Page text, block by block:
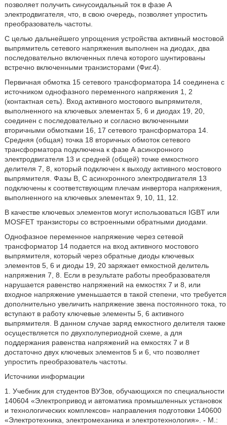
позволяет получить синусоидальный ток в фазе А
электродвигателя, что, в свою очередь, позволяет упростить
преобразователь частоты.
С целью дальнейшего упрощения устройства активный мостовой
выпрямитель сетевого напряжения выполнен на диодах, два
последовательно включенных плеча которого шунтированы
встречно включенными транзисторами (Фиг.4).
Первичная обмотка 15 сетевого трансформатора 14 соединена с
источником однофазного переменного напряжения 1, 2
(контактная сеть). Вход активного мостового выпрямителя,
выполненного на ключевых элементах 5, 6 и диодах 19, 20,
соединен с последовательно и согласно включенными
вторичными обмотками 16, 17 сетевого трансформатора 14.
Средняя (общая) точка 18 вторичных обмоток сетевого
трансформатора подключена к фазе А асинхронного
электродвигателя 13 и средней (общей) точке емкостного
делителя 7, 8, который подключен к выходу активного мостового
выпрямителя. Фазы В, С асинхронного электродвигателя 13
подключены к соответствующим плечам инвертора напряжения,
выполненного на ключевых элементах 9, 10, 11, 12.
В качестве ключевых элементов могут использоваться IGBT или
MOSFET транзисторы со встроенными обратными диодами.
Однофазное переменное напряжение через сетевой
трансформатор 14 подается на вход активного мостового
выпрямителя, который через обратные диоды ключевых
элементов 5, 6 и диоды 19, 20 заряжает емкостной делитель
напряжения 7, 8. Если в результате работы преобразователя
нарушается равенство напряжений на емкостях 7 и 8, или
входное напряжение уменьшается в такой степени, что требуется
дополнительно увеличить напряжение звена постоянного тока, то
вступают в работу ключевые элементы 5, 6 активного
выпрямителя. В данном случае заряд емкостного делителя также
осуществляется по двухполупериодной схеме, а для
поддержания равенства напряжений на емкостях 7 и 8
достаточно двух ключевых элементов 5 и 6, что позволяет
упростить преобразователь частоты.
Источники информации
1. Учебник для студентов ВУЗов, обучающихся по специальности
140604 «Электропривод и автоматика промышленных установок
и технологических комплексов» направления подготовки 140600
«Электротехника, электромеханика и электротехнология». - М.: